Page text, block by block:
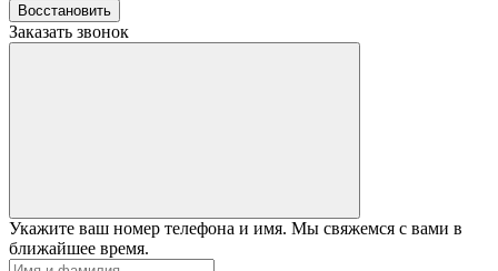
Восстановить
Заказать звонок
Укажите ваш номер телефона и имя. Мы свяжемся с вами в
ближайшее время.